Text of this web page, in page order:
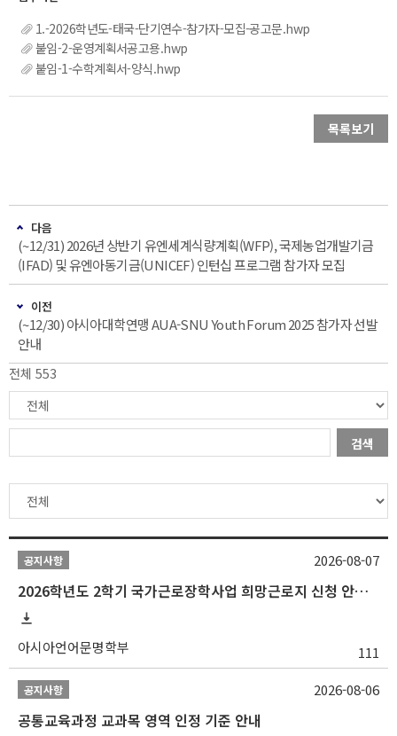
1.-2026학년도-태국-단기연수-참가자-모집-공고문.hwp
붙임-2-운영계획서공고용.hwp
붙임-1-수학계획서-양식.hwp
목록보기
다음
(~12/31) 2026년 상반기 유엔세계식량계획(WFP), 국제농업개발기금
(IFAD) 및 유엔아동기금(UNICEF) 인턴십 프로그램 참가자 모집
이전
(~12/30) 아시아대학연맹 AUA-SNU Youth Forum 2025 참가자 선발
안내
전체 553
검색
공지사항
2026학년도 2학기 국가근로장학사업 희망근로지 신청 안내
아시아언어문명학부 111
2026-08-07
공지사항
공통교육과정 교과목 영역 인정 기준 안내
2026-08-06